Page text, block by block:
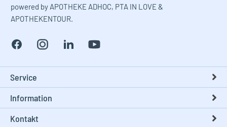
powered by APOTHEKE ADHOC, PTA IN LOVE &
APOTHEKENTOUR.
Service
Information
Kontakt